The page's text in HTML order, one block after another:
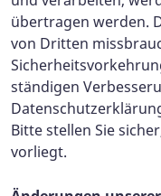
übertragen werden.
von Dritten
ständigen
Bitte stellen Sie
vorliegt.